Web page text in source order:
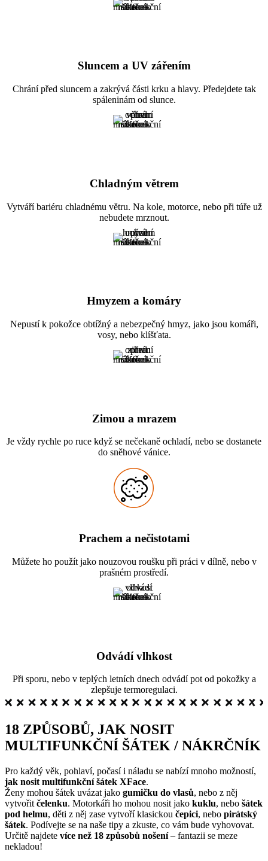
Sluncem a UV zářením
Chrání před sluncem a zakrývá části krku a hlavy. Předejdete tak
spáleninám od slunce.
Chladným větrem
Vytváří bariéru chladnému větru. Na kole, motorce, nebo při túře už
nebudete mrznout.
Hmyzem a komáry
Nepustí k pokožce obtížný a nebezpečný hmyz, jako jsou komáři,
vosy, nebo klíšťata.
Zimou a mrazem
Je vždy rychle po ruce když se nečekaně ochladí, nebo se dostanete
do sněhové vánice.
Prachem a nečistotami
Můžete ho použít jako nouzovou roušku při práci v dílně, nebo v
prašném prostředí.
Odvádí vlhkost
Při sporu, nebo v teplých letních dnech odvádí pot od pokožky a
zlepšuje termoregulaci.
18 ZPŮSOBŮ, JAK NOSIT
MULTIFUNKČNÍ ŠÁTEK / NÁKRČNÍK
Pro každý věk, pohlaví, počasí i náladu se nabízí mnoho možností,
jak nosit multifunkční šátek XFace.
Ženy mohou šátek uvázat jako gumičku do vlasů, nebo z něj
vytvořit čelenku. Motorkáři ho mohou nosit jako kuklu, nebo šátek
pod helmu, děti z něj zase vytvoří klasickou čepici, nebo pirátský
šátek. Podívejte se na naše tipy a zkuste, co vám bude vyhovovat.
Určitě najdete více než 18 způsobů nošení– fantazii se meze
nekladou!